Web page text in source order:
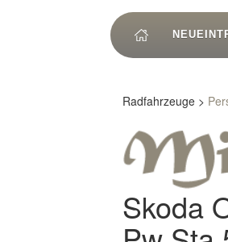
Radfahrzeuge >
Skoda